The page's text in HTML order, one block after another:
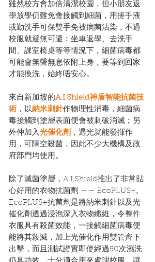
雖然校方會加倍清潔校園，但小朋友返
學放學仍難免會接觸到細菌，用搓手液
或勤洗手可保雙手免被病菌沾染，不過
校服就避無可避：坐車返學、去洗手
間、課室椅桌等等情況下，細菌病毒都
可能會無聲無息依附上身，要等到回家
才能換洗，始終唔安心。
來自新加坡的A.I.Shield神盾智能抗菌技
術 ，以納米刺針作物理性消毒，細菌病
毒接觸到塗層表面便會被刺破消滅；另
外仲加入光催化劑 ，遇光就能發揮作
用，可隔空殺菌，因此不少大機構及政
府部門均使用。
除了滅菌塗層，A.I.Shield推出了非常貼
心好用的衣物抗菌劑 —— EcoPLUS+。
EcoPLUS+抗菌劑是將納米刺針以及光
催化劑透過浸泡深入衣物纖維，令整件
衣服具有殺菌效能，一接觸細菌病毒便
能將其殺滅，加上光催化作用雙管齊下
出擊，而且測試證實即使經過50次濕洗